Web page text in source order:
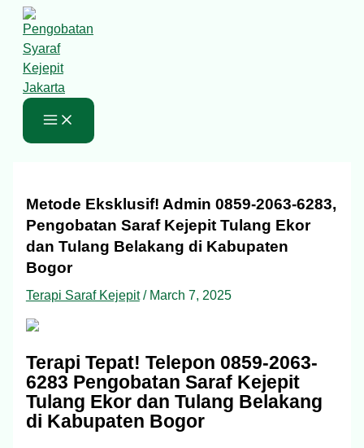
Skip
content
Metode Eksklusif! Admin 0859-2063-6283,
Pengobatan Saraf Kejepit Tulang Ekor
dan Tulang Belakang di Kabupaten
Bogor
Terapi Saraf Kejepit/ March 7, 2025
Terapi Tepat! Telepon 0859-2063-
6283 Pengobatan Saraf Kejepit
Tulang Ekor dan Tulang Belakang
di Kabupaten Bogor
Type
here..
Name*
Email*
Website
S
e
a
r
h
r